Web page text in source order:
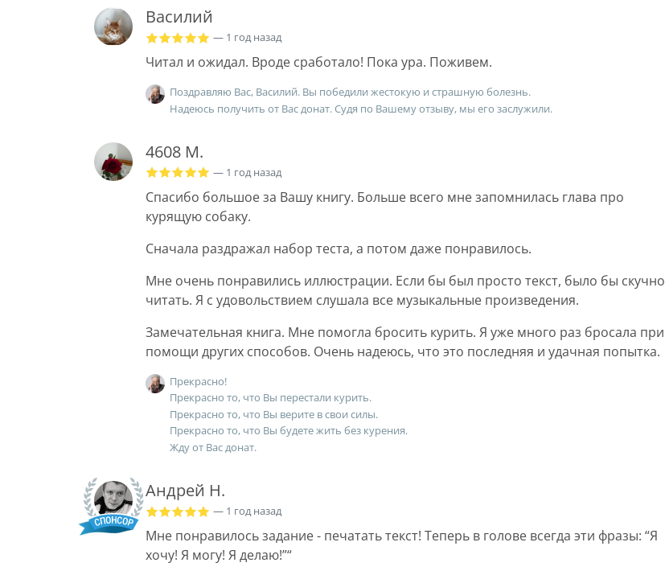
Василий
— 1 год назад
Читал и ожидал. Вроде сработало! Пока ура. Поживем.
Поздравляю Вас, Василий. Вы победили жестокую и страшную болезнь.
Надеюсь получить от Вас донат. Судя по Вашему отзыву, мы его заслужили.
4608 М.
— 1 год назад
Спасибо большое за Вашу книгу. Больше всего мне запомнилась глава про
курящую собаку.
Сначала раздражал набор теста, а потом даже понравилось.
Мне очень понравились иллюстрации. Если бы был просто текст, было бы скучно
читать. Я с удовольствием слушала все музыкальные произведения.
Замечательная книга. Мне помогла бросить курить. Я уже много раз бросала при
помощи других способов. Очень надеюсь, что это последняя и удачная попытка.
Прекрасно!
Прекрасно то, что Вы перестали курить.
Прекрасно то, что Вы верите в свои силы.
Прекрасно то, что Вы будете жить без курения.
Жду от Вас донат.
Андрей Н.
— 1 год назад
Мне понравилось задание - печатать текст! Теперь в голове всегда эти фразы: “Я
хочу! Я могу! Я делаю!”“